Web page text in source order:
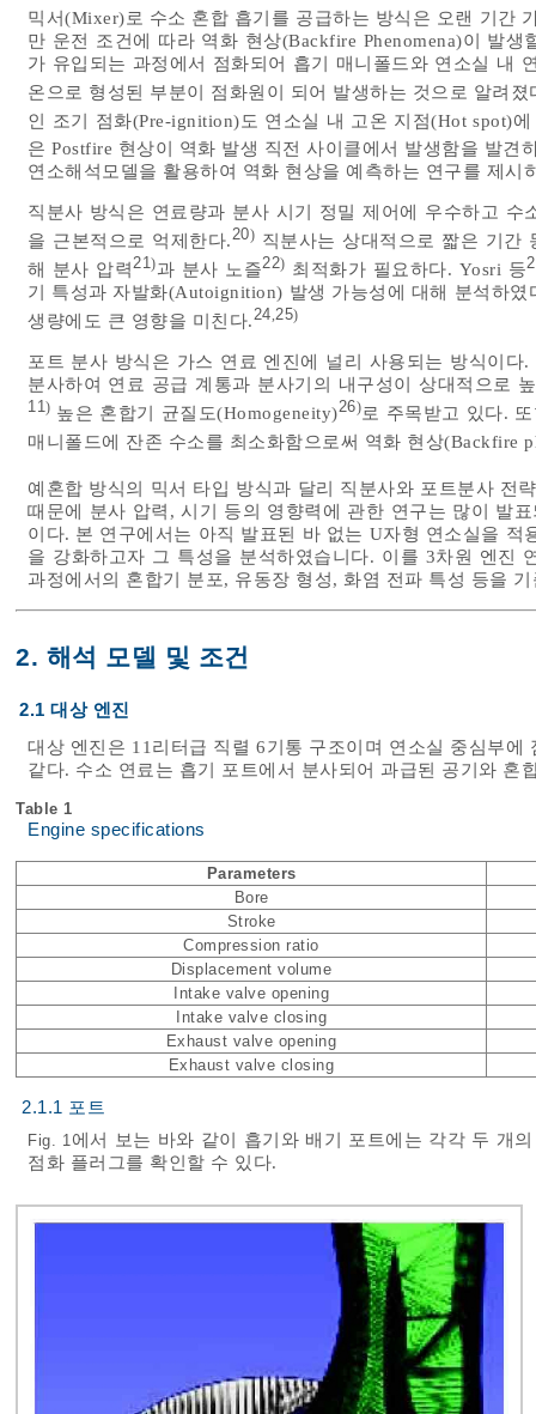
믹서(Mixer)로 수소 혼합 흡기를 공급하는 방식은 오랜 기간
만 운전 조건에 따라 역화 현상(Backfire Phenomena)이 발
가 유입되는 과정에서 점화되어 흡기 매니폴드와 연소실 내
온으로 형성된 부분이 점화원이 되어 발생하는 것으로 알려졌
인 조기 점화(Pre-ignition)도 연소실 내 고온 지점(Hot spot)
은 Postfire 현상이 역화 발생 직전 사이클에서 발생함을 발견
연소해석모델을 활용하여 역화 현상을 예측하는 연구를 제시
직분사 방식은 연료량과 분사 시기 정밀 제어에 우수하고
을 근본적으로 억제한다.20) 직분사는 상대적으로 짧은 기간
해 분사 압력21)과 분사 노즐22) 최적화가 필요하다. Yosri 등
기 특성과 자발화(Autoignition) 발생 가능성에 대해 분석하
생량에도 큰 영향을 미친다.24,25)
포트 분사 방식은 가스 연료 엔진에 널리 사용되는 방식이
분사하여 연료 공급 계통과 분사기의 내구성이 상대적으로
11 ) 높은 혼합기 균질도(Homogeneity)26)로 주목받고 있다.
매니폴드에 잔존 수소를 최소화함으로써 역화 현상(Backfire
예혼합 방식의 믹서 타입 방식과 달리 직분사와 포트분사 전
때문에 분사 압력, 시기 등의 영향력에 관한 연구는 많이 발
이다. 본 연구에서는 아직 발표된 바 없는 U자형 연소실을 적
을 강화하고자 그 특성을 분석하였습니다. 이를 3차원 엔진
과정에서의 혼합기 분포, 유동장 형성, 화염 전파 특성 등을
2. 해석 모델 및 조건
2.1 대상 엔진
대상 엔진은 11리터급 직렬 6기통 구조이며 연소실 중심부
같다. 수소 연료는 흡기 포트에서 분사되어 과급된 공기와 혼
Table 1
Engine specifications
Parameters
Bore
Stroke
Compression ratio
Displacement volume
Intake valve opening
Intake valve closing
Exhaust valve opening
Exhaust valve closing
2.1.1 포트
Fig. 1 에서 보는 바와 같이 흡기와 배기 포트에는 각각 두 개
점화 플러그를 확인할 수 있다.